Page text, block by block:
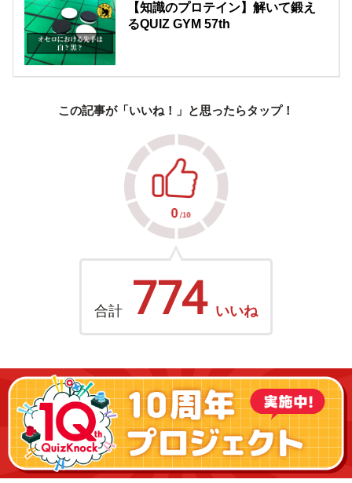
【知識のプロテイン】解いて鍛え
るQUIZ GYM 57th
この記事が「いいね！」と思ったらタップ！
合計 774 いいね